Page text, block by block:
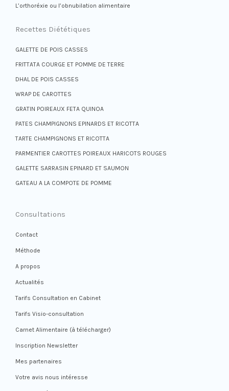
L’orthoréxie ou l’obnubilation alimentaire
Recettes Diététiques
GALETTE DE POIS CASSES
FRITTATA COURGE ET POMME DE TERRE
DHAL DE POIS CASSES
WRAP DE CAROTTES
GRATIN POIREAUX FETA QUINOA
PATES CHAMPIGNONS EPINARDS ET RICOTTA
TARTE CHAMPIGNONS ET RICOTTA
PARMENTIER CAROTTES POIREAUX HARICOTS ROUGES
GALETTE SARRASIN EPINARD ET SAUMON
GATEAU A LA COMPOTE DE POMME
Consultations
Contact
Méthode
A propos
Actualités
Tarifs Consultation en Cabinet
Tarifs Visio-consultation
Carnet Alimentaire (à télécharger)
Inscription Newsletter
Mes partenaires
Votre avis nous intéresse